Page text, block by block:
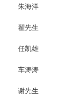
翟先生
任凯雄
车涛涛
谢先生
董先生